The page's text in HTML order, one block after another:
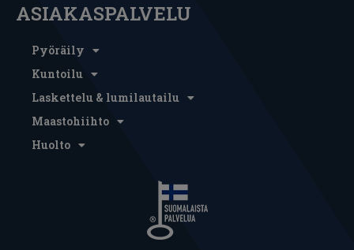
ASIAKASPALVELU
Pyöräily
Kuntoilu
Laskettelu & lumilautailu
Maastohiihto
Huolto